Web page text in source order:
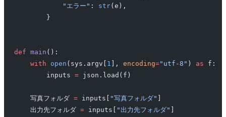
            "エラー"
: str(e),
        }
def main ():
    with
open (sys.argv[ 1 ], encoding="utf-8" ) as f:
        inputs
= json.load(f)
    写真フォルダ
= inputs[ "写真フォルダ"
    出力先フォルダ
= inputs[ "出力先フォルダ"